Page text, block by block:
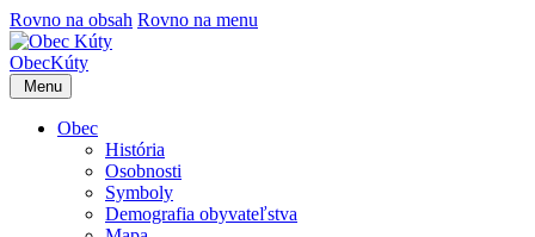
Rovno na obsah Rovno na menu
ObecKúty
Menu
Obec
História
Osobnosti
Symboly
Demografia obyvateľstva